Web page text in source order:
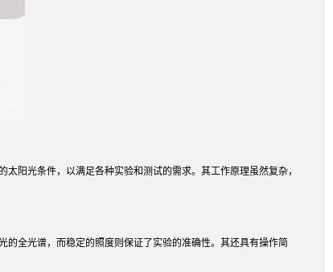
阳光条件，以满足各种实验和测试的需求。其工作原理虽然复杂，
全光谱，而稳定的照度则保证了实验的准确性。其还具有操作简